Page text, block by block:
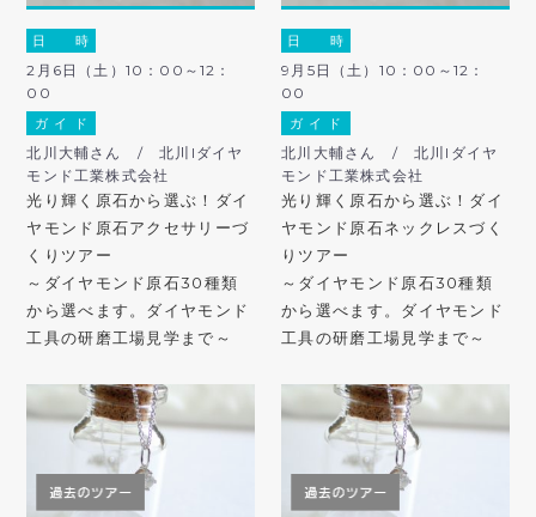
日 時
2月6日（土）10：00～12：
00
ガ イ ド
北川大輔さん / 北川lダイヤ
モンド工業株式会社
光り輝く原石から選ぶ！ダイ
ヤモンド原石アクセサリーづ
くりツアー
～ダイヤモンド原石30種類
から選べます。ダイヤモンド
工具の研磨工場見学まで～
日 時
9月5日（土）10：00～12：
00
ガ イ ド
北川大輔さん / 北川lダイヤ
モンド工業株式会社
光り輝く原石から選ぶ！ダイ
ヤモンド原石ネックレスづく
りツアー
～ダイヤモンド原石30種類
から選べます。ダイヤモンド
工具の研磨工場見学まで～